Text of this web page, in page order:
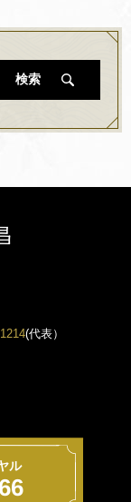
検索
(代表）
ル